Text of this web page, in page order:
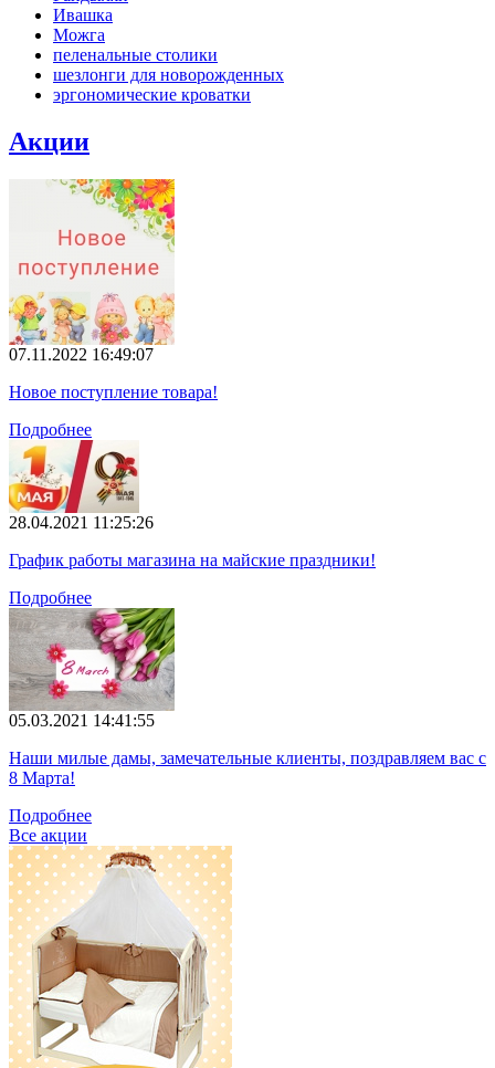
Ивашка
Можга
пеленальные столики
шезлонги для новорожденных
эргономические кроватки
Акции
07.11.2022 16:49:07
Новое поступление товара!
Подробнее
28.04.2021 11:25:26
График работы магазина на майские праздники!
Подробнее
05.03.2021 14:41:55
Наши милые дамы, замечательные клиенты, поздравляем вас с
8 Марта!
Подробнее
Все акции